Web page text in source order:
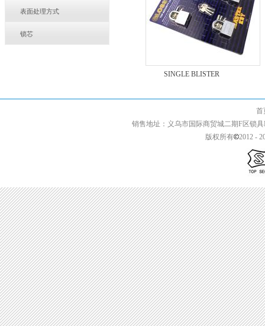
表面处理方式
锁芯
SINGLE BLISTER
首页 | 关于我们
销售地址：义乌市国际商贸城二期F区锁具
版权所有
2012 -